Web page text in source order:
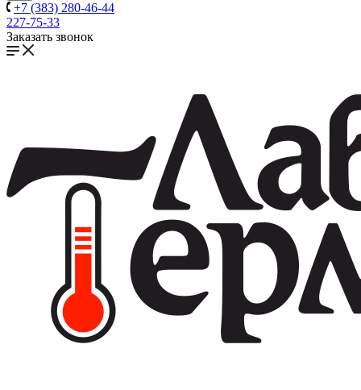
+7 (383) 280-46-44
227-75-33
Заказать звонок